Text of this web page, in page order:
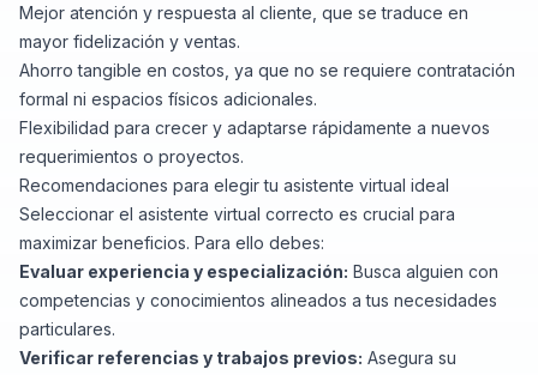
Mejor atención y respuesta al cliente, que se traduce en
mayor fidelización y ventas.
Ahorro tangible en costos, ya que no se requiere contratación
formal ni espacios físicos adicionales.
Flexibilidad para crecer y adaptarse rápidamente a nuevos
requerimientos o proyectos.
Recomendaciones para elegir tu asistente virtual ideal
Seleccionar el asistente virtual correcto es crucial para
maximizar beneficios. Para ello debes:
Evaluar experiencia y especialización: Busca alguien con
competencias y conocimientos alineados a tus necesidades
particulares.
Verificar referencias y trabajos previos: Asegura su